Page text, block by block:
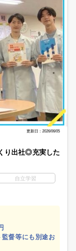
更新日：2026/06/05
り出社◎充実した
自立学習
督等にも別途お